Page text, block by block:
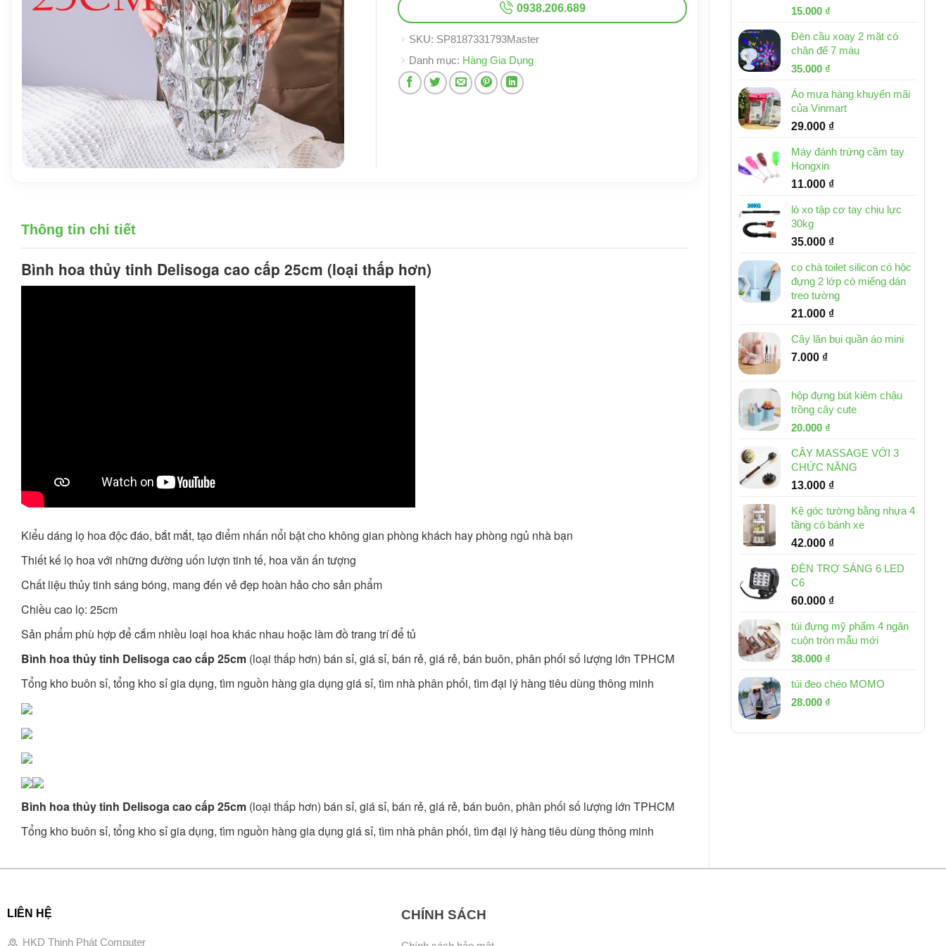
Giá
là:
32.000 ₫.
15.000 ₫
tại
là:
Đèn cầu xoay 2 mặt có
chân đế 7 màu
Giá
là:
46.000 ₫.
35.000 ₫
tại
là:
35.000 ₫.
Áo mưa hàng khuyến mãi
của Vinmart
29.000 ₫
Máy đánh trứng cầm tay
Hongxin
11.000 ₫
lò xo tập cơ tay chịu lực
30kg
35.000 ₫
cọ chà toilet silicon có hộc
đựng 2 lớp có miếng dán
treo tường
21.000 ₫
Cây lăn bụi quần áo mini
7.000 ₫
hộp đựng bút kiêm chậu
trồng cây cute
Giá
là:
30.000 ₫.
20.000 ₫
tại
là:
20.000 ₫.
CÂY MASSAGE VỚI 3
CHỨC NĂNG
13.000 ₫
Kệ góc tường bằng nhựa 4
tầng có bánh xe
42.000 ₫
ĐÈN TRỢ SÁNG 6 LED
C6
60.000 ₫
túi đựng mỹ phẩm 4 ngăn
cuộn tròn mẫu mới
Giá
là:
53.000 ₫.
38.000 ₫
tại
túi đeo chéo MOMO
Giá
là:
28.000 ₫
tại
0938.206.689
SKU: SP8187331793Master
Danh mục: Hàng Gia Dụng
Thông tin chi tiết
Bình hoa thủy tinh Delisoga cao cấp 25cm (loại thấp hơn)
Kiểu dáng lọ hoa độc đáo, bắt mắt, tạo điểm nhấn nổi bật cho không gian phòng khách hay phòng ngủ nhà bạn
Thiết kế lọ hoa với những đường uốn lượn tinh tế, hoa văn ấn tượng
Chất liệu thủy tinh sáng bóng, mang đến vẻ đẹp hoàn hảo cho sản phẩm
Chiều cao lọ: 25cm
Sản phẩm phù hợp để cắm nhiều loại hoa khác nhau hoặc làm đồ trang trí để tủ
Bình hoa thủy tinh Delisoga cao cấp 25cm (loại thấp hơn) bán sỉ, giá sỉ, bán rẻ, giá rẻ, bán buôn, phân phối số lượng lớn TPHCM
Tổng kho buôn sỉ, tổng kho sỉ gia dụng, tìm nguồn hàng gia dụng giá sỉ, tìm nhà phân phối, tìm đại lý hàng tiêu dùng thông minh
Bình hoa thủy tinh Delisoga cao cấp 25cm (loại thấp hơn) bán sỉ, giá sỉ, bán rẻ, giá rẻ, bán buôn, phân phối số lượng lớn TPHCM
Tổng kho buôn sỉ, tổng kho sỉ gia dụng, tìm nguồn hàng gia dụng giá sỉ, tìm nhà phân phối, tìm đại lý hàng tiêu dùng thông minh
LIÊN HỆ
HKD Thịnh Phát Computer
CHÍNH SÁCH